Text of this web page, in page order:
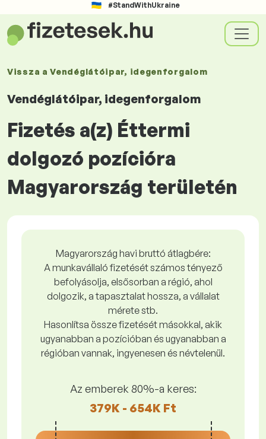
#StandWithUkraine
Vissza aVendéglátóipar, idegenforgalom
Vendéglátóipar, idegenforgalom
Fizetés a(z) Éttermi
dolgozó pozícióra
Magyarország területén
Magyarország havi bruttó átlagbére:
A munkavállaló fizetését számos tényező
befolyásolja, elsősorban a régió, ahol
dolgozik, a tapasztalat hossza, a vállalat
mérete stb.
Hasonlítsa össze fizetését másokkal, akik
ugyanabban a pozícióban és ugyanabban a
régióban vannak, ingyenesen és névtelenül.
Az emberek 80%-a keres:
379K - 654K Ft